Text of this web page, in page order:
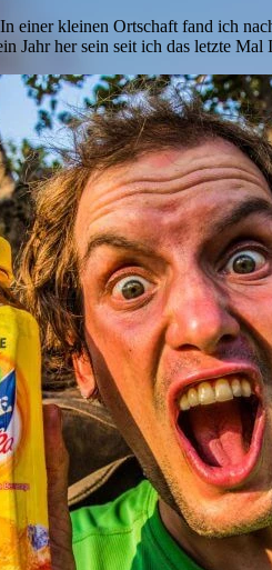
einer kleinen Ortschaft fand ich
Jahr her sein seit ich das letzte